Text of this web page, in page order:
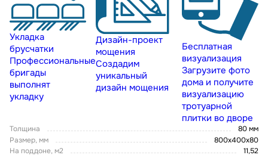
Укладка
брусчатки
Профессиональные
бригады
выполнят
укладку
Дизайн-проект
мощения
Создадим
уникальный
дизайн мощения
Бесплатная
визуализация
Загрузите фото
дома и получите
визуализацию
тротуарной
плитки во дворе
Толщина
80 мм
Размер, мм
800x400x80
На поддоне, м2
11,52